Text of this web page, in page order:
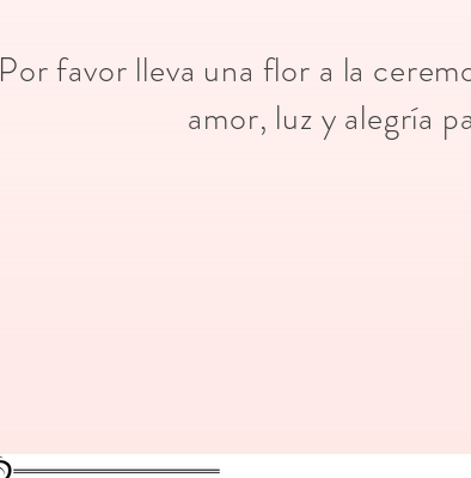
Por favor lleva una flor a la
amor, luz y alegría